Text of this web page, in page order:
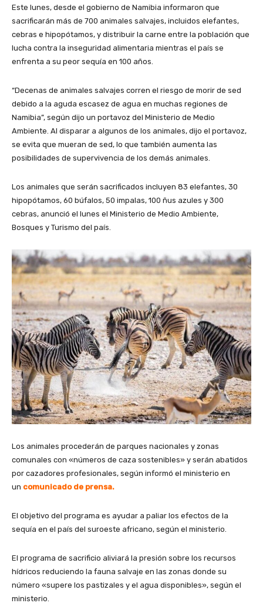
Este lunes, desde el gobierno de Namibia informaron que
sacrificarán más de 700 animales salvajes, incluidos elefantes,
cebras e hipopótamos, y distribuir la carne entre la población que
lucha contra la inseguridad alimentaria mientras el país se
enfrenta a su peor sequía en 100 años.
“Decenas de animales salvajes corren el riesgo de morir de sed
debido a la aguda escasez de agua en muchas regiones de
Namibia”, según dijo un portavoz del Ministerio de Medio
Ambiente. Al disparar a algunos de los animales, dijo el portavoz,
se evita que mueran de sed, lo que también aumenta las
posibilidades de supervivencia de los demás animales.
Los animales que serán sacrificados incluyen 83 elefantes, 30
hipopótamos, 60 búfalos, 50 impalas, 100 ñus azules y 300
cebras, anunció el lunes el Ministerio de Medio Ambiente,
Bosques y Turismo del país.
Los animales procederán de parques nacionales y zonas
comunales con «números de caza sostenibles» y serán abatidos
por cazadores profesionales, según informó el ministerio en
un comunicado de prensa.
El objetivo del programa es ayudar a paliar los efectos de la
sequía en el país del suroeste africano, según el ministerio.
El programa de sacrificio aliviará la presión sobre los recursos
hídricos reduciendo la fauna salvaje en las zonas donde su
número «supere los pastizales y el agua disponibles», según el
ministerio.